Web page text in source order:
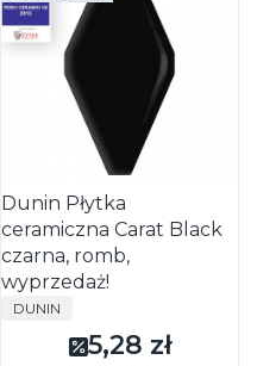
Dunin Płytka
ceramiczna Carat Black
czarna, romb,
wyprzedaż!
PRODUCENT
DUNIN
Cena promocyjna
5,28 zł